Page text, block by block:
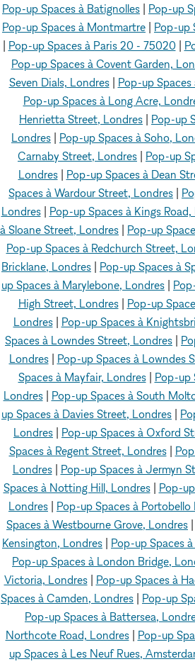
Pop-up Spaces à Batignolles Pop-up
Pop-up Spaces à Montmartre
Pop-up
Pop-up Spaces à Paris 20 - 75020|
Pop-up Spaces à Covent Garden,
Seven Dials, Londres| Pop-up
Pop-up Spaces à Long Acre,
Henrietta Street, Londres
Pop-up
Londres
Pop-up Spaces à Soho,
Carnaby Street, Londres
Pop-up
Londres| Pop-up Spaces à Dean
Spaces à Wardour Street, Londres
Londres| Pop-up Spaces à Kings
à Sloane Street, Londres
Pop-up
Pop-up Spaces à Redchurch Street,
Bricklane, Londres
Pop-up Spaces à
up Spaces à Marylebone, Londres
High Street, Londres| Pop-up
Londres| Pop-up Spaces à
Spaces à Lowndes Street, Londres
Londres| Pop-up Spaces à Lowndes
Spaces à Mayfair, Londres| Pop-up
Londres| Pop-up Spaces à South
up Spaces à Davies Street, Londres
Londres
Pop-up Spaces à Oxford
Spaces à Regent Street, Londres|
Londres| Pop-up Spaces à Jermyn
Spaces à Notting Hill, Londres| Pop-
Londres
Pop-up Spaces à Portobello
Spaces à Westbourne Grove, Londres
Kensington, Londres
Pop-up Spaces
Pop-up Spaces à London Bridge,
Victoria, Londres| Pop-up Spaces à
Spaces à Camden, Londres
Pop-up
Pop-up Spaces à Battersea,
Northcote Road, Londres| Pop-up
up Spaces à Les Neuf Rues,